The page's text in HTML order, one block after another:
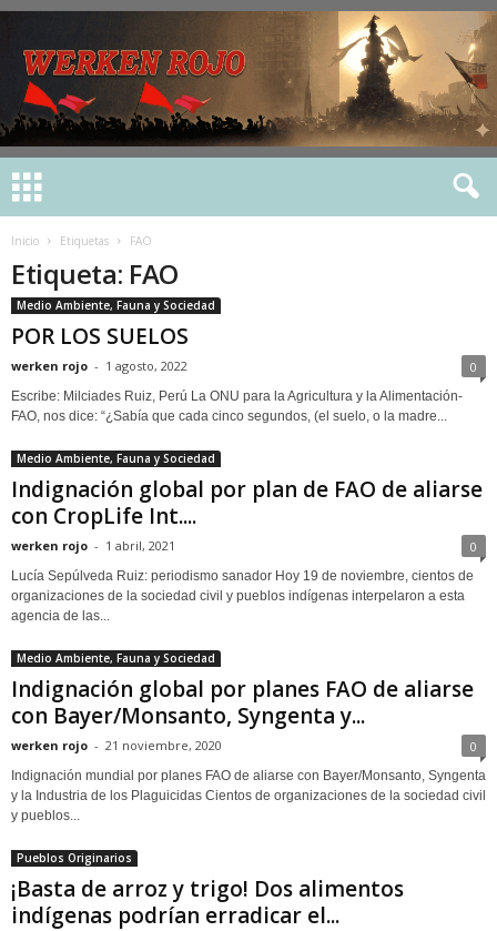
Inicio Etiquetas FAO
Etiqueta: FAO
Medio Ambiente, Fauna y Sociedad
POR LOS SUELOS
werken rojo - 1 agosto, 2022 0
Escribe: Milciades Ruiz, Perú La ONU para la Agricultura y la Alimentación-
FAO, nos dice: “¿Sabía que cada cinco segundos, (el suelo, o la madre...
Medio Ambiente, Fauna y Sociedad
Indignación global por plan de FAO de aliarse
con CropLife Int....
werken rojo - 1 abril, 2021 0
Lucía Sepúlveda Ruiz: periodismo sanador Hoy 19 de noviembre, cientos de
organizaciones de la sociedad civil y pueblos indígenas interpelaron a esta
agencia de las...
Medio Ambiente, Fauna y Sociedad
Indignación global por planes FAO de aliarse
con Bayer/Monsanto, Syngenta y...
werken rojo - 21 noviembre, 2020 0
Indignación mundial por planes FAO de aliarse con Bayer/Monsanto, Syngenta
y la Industria de los Plaguicidas Cientos de organizaciones de la sociedad civil
y pueblos...
Pueblos Originarios
¡Basta de arroz y trigo! Dos alimentos
indígenas podrían erradicar el...